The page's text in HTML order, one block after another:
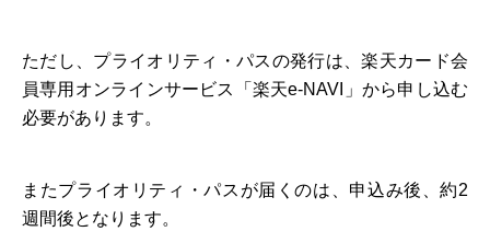
ただし、プライオリティ・パスの発行は、楽天カード会
員専用オンラインサービス「楽天e-NAVI」から申し込む
必要があります。
またプライオリティ・パスが届くのは、申込み後、約2
週間後となります。